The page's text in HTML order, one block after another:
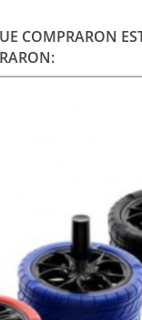
COMPRARON